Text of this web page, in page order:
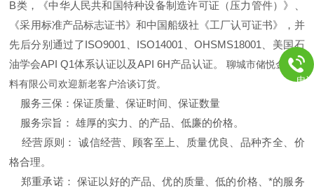
B类，《中华人民共和国特种设备制造许可证（压力管件）》、
《采用标准产品标志证书》和中国船级社《工厂认可证书》，并
先后分别通过了ISO9001、ISO14001、OHSMS18001、美国石
油学会API Q1体系认证以及API 6H产品认证。
聊城市储悦金属材
料有限公司欢迎新老客户洽谈订货。
服务三保：保证质量、保证时间、保证数量
服务宗旨： 雄厚的实力、的产品、低廉的价格。
经营原则： 诚信经营、顾客至上、质量优良、品种齐全、价
格合理。
郑重承诺： 保证以好的产品、优的质量、低的价格、*的服务
电